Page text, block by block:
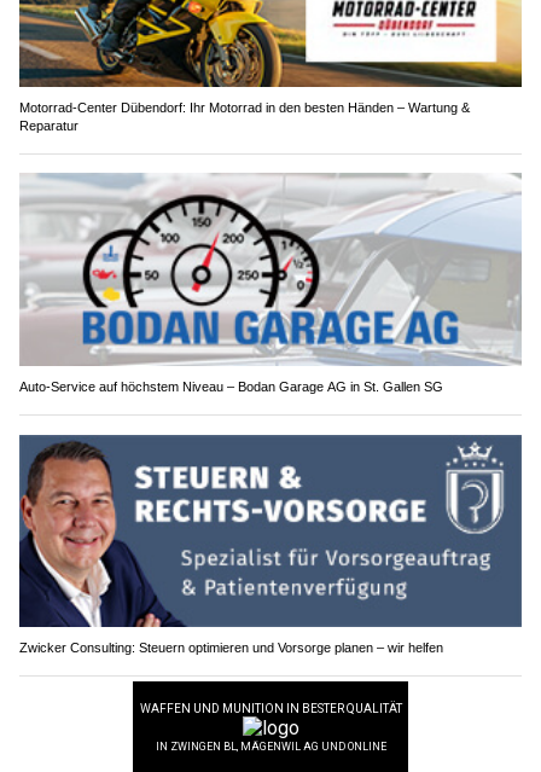
Motorrad-Center Dübendorf: Ihr Motorrad in den besten Händen – Wartung &
Reparatur
Auto-Service auf höchstem Niveau – Bodan Garage AG in St. Gallen SG
Zwicker Consulting: Steuern optimieren und Vorsorge planen – wir helfen
Künzli Schuhe: Experten für orthopädische Massanfertigung